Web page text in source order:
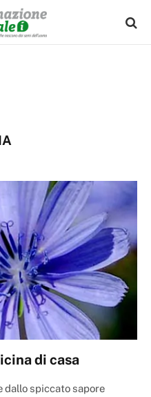
di casa
dallo spiccato sapore